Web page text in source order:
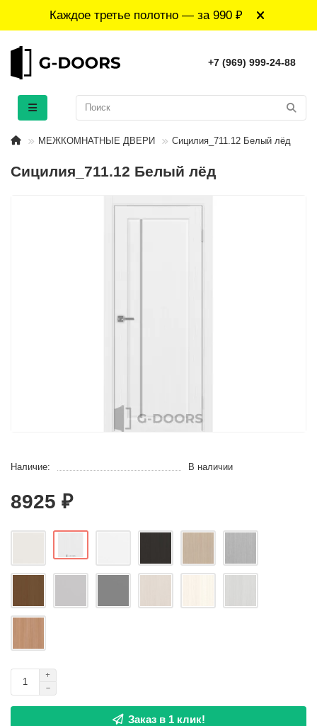
Каждое третье полотно — за 990 ₽
+7 (969) 999-24-88
МЕЖКОМНАТНЫЕ ДВЕРИ Сицилия_711.12 Белый лёд
Сицилия_711.12 Белый лёд
Наличие: В наличии
8925 ₽
Заказ в 1 клик!